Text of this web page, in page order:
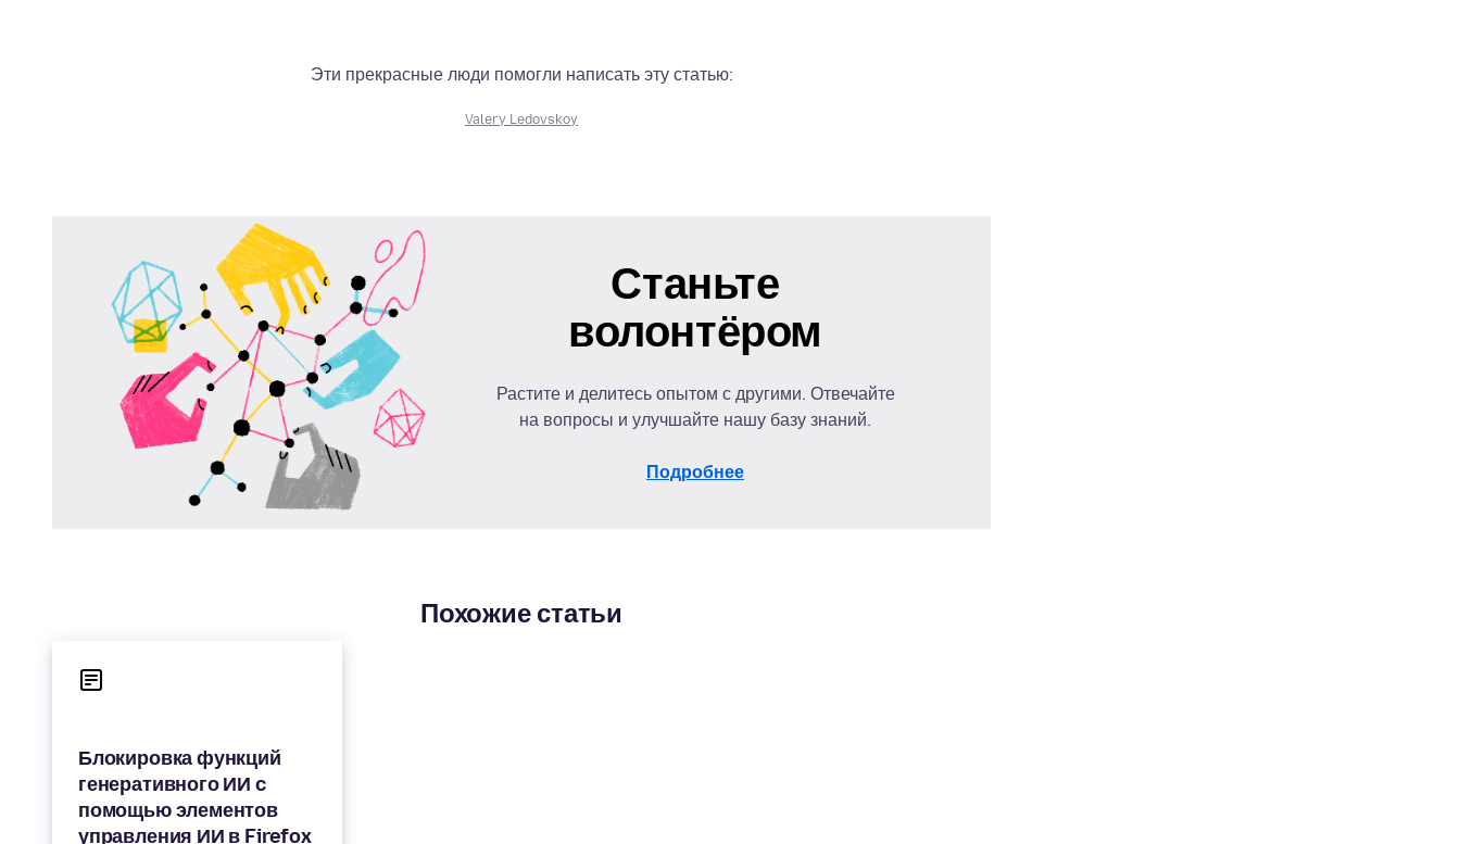
Эти прекрасные люди помогли написать эту статью:
Valery Ledovskoy
Станьте
волонтёром
Растите и делитесь опытом с другими. Отвечайте
на вопросы и улучшайте нашу базу знаний.
Подробнее
Похожие статьи
Блокировка функций
генеративного ИИ c
помощью элементов
управления ИИ в Firefox